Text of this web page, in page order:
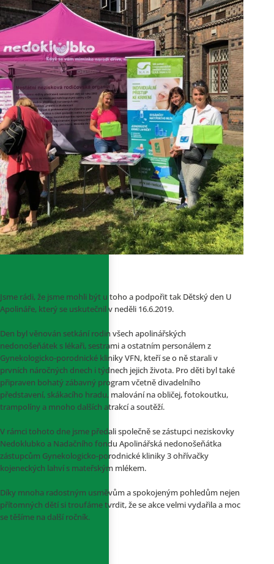
Jsme rádi, že jsme mohli být u toho a podpořit tak Dětský den U
Apolináře, který se uskutečnil v neděli 16.6.2019.
Den byl věnován setkání rodin všech apolinářských
nedonošeňátek s lékaři, sestrami a ostatním personálem z
Gynekologicko-porodnické kliniky VFN, kteří se o ně starali v
prvních náročných dnech i týdnech jejich života. Pro děti byl také
připraven bohatý zábavný program včetně divadelního
představení, skákacího hradu, malování na obličej, fotokoutku,
trampolíny a mnoho dalších atrakcí a soutěží.
V rámci tohoto dne jsme předali společně se zástupci neziskovky
Nedoklubko a Nadačního fondu Apolinářská nedonošeňátka
zástupcům Gynekologicko-porodnické kliniky 3 ohřívačky
kojeneckých lahví s mateřským mlékem.
Díky mnoha radostným usměvům a spokojeným pohledům nejen
přítomných dětí si troufáme tvrdit, že se akce velmi vydařila a moc
se těšíme na další ročník.